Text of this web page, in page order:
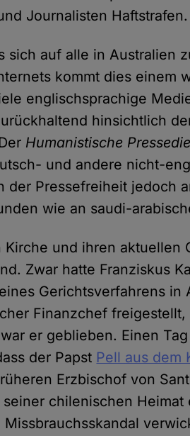
Journalisten Haftstrafen.
sich auf alle in Australien
kommt dies einem
englischsprachige
hinsichtlich
Humanistische
und andere nicht-
Pressefreiheit jedoch
wie an saudi-
und ihren aktuellen
Zwar hatte Franziskus
Gerichtsverfahrens in
Finanzchef
er geblieben. Einen
der Papst Pell aus dem
Erzbischof von
chilenischen Heimat